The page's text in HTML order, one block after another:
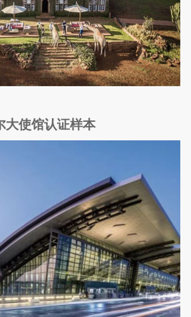
大使馆认证样本